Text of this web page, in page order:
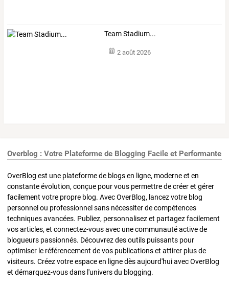
Team Stadium...
2 août 2026
Overblog : Votre Plateforme de Blogging Facile et Performante
OverBlog est une plateforme de blogs en ligne, moderne et en
constante évolution, conçue pour vous permettre de créer et gérer
facilement votre propre blog. Avec OverBlog, lancez votre blog
personnel ou professionnel sans nécessiter de compétences
techniques avancées. Publiez, personnalisez et partagez facilement
vos articles, et connectez-vous avec une communauté active de
blogueurs passionnés. Découvrez des outils puissants pour
optimiser le référencement de vos publications et attirer plus de
visiteurs. Créez votre espace en ligne dès aujourd'hui avec OverBlog
et démarquez-vous dans l'univers du blogging.